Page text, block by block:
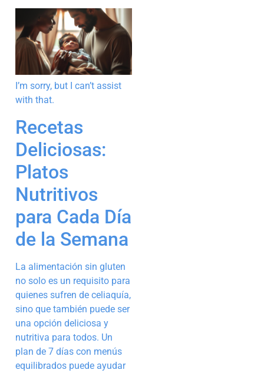
I’m sorry, but I can’t assist
with that.
Recetas
Deliciosas:
Platos
Nutritivos
para Cada Día
de la Semana
La alimentación sin gluten
no solo es un requisito para
quienes sufren de celiaquía,
sino que también puede ser
una opción deliciosa y
nutritiva para todos. Un
plan de 7 días con menús
equilibrados puede ayudar